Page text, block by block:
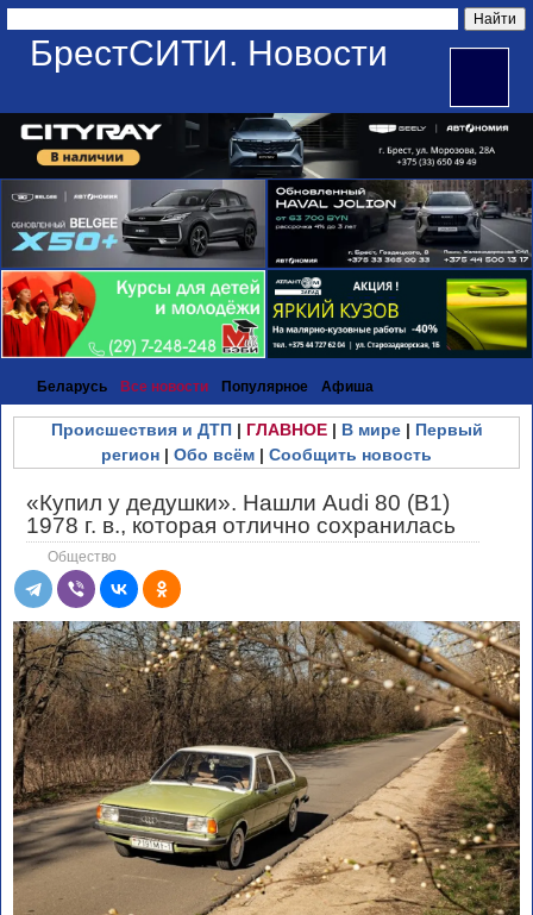
БрестСИТИ. Новости
Беларусь Все новости Популярное Афиша
Происшествия и ДТП| ГЛАВНОЕ| В мире| Первый
регион | Обо всём | Сообщить новость
«Купил у дедушки». Нашли Audi 80 (B1)
1978 г. в., которая отлично сохранилась
Общество